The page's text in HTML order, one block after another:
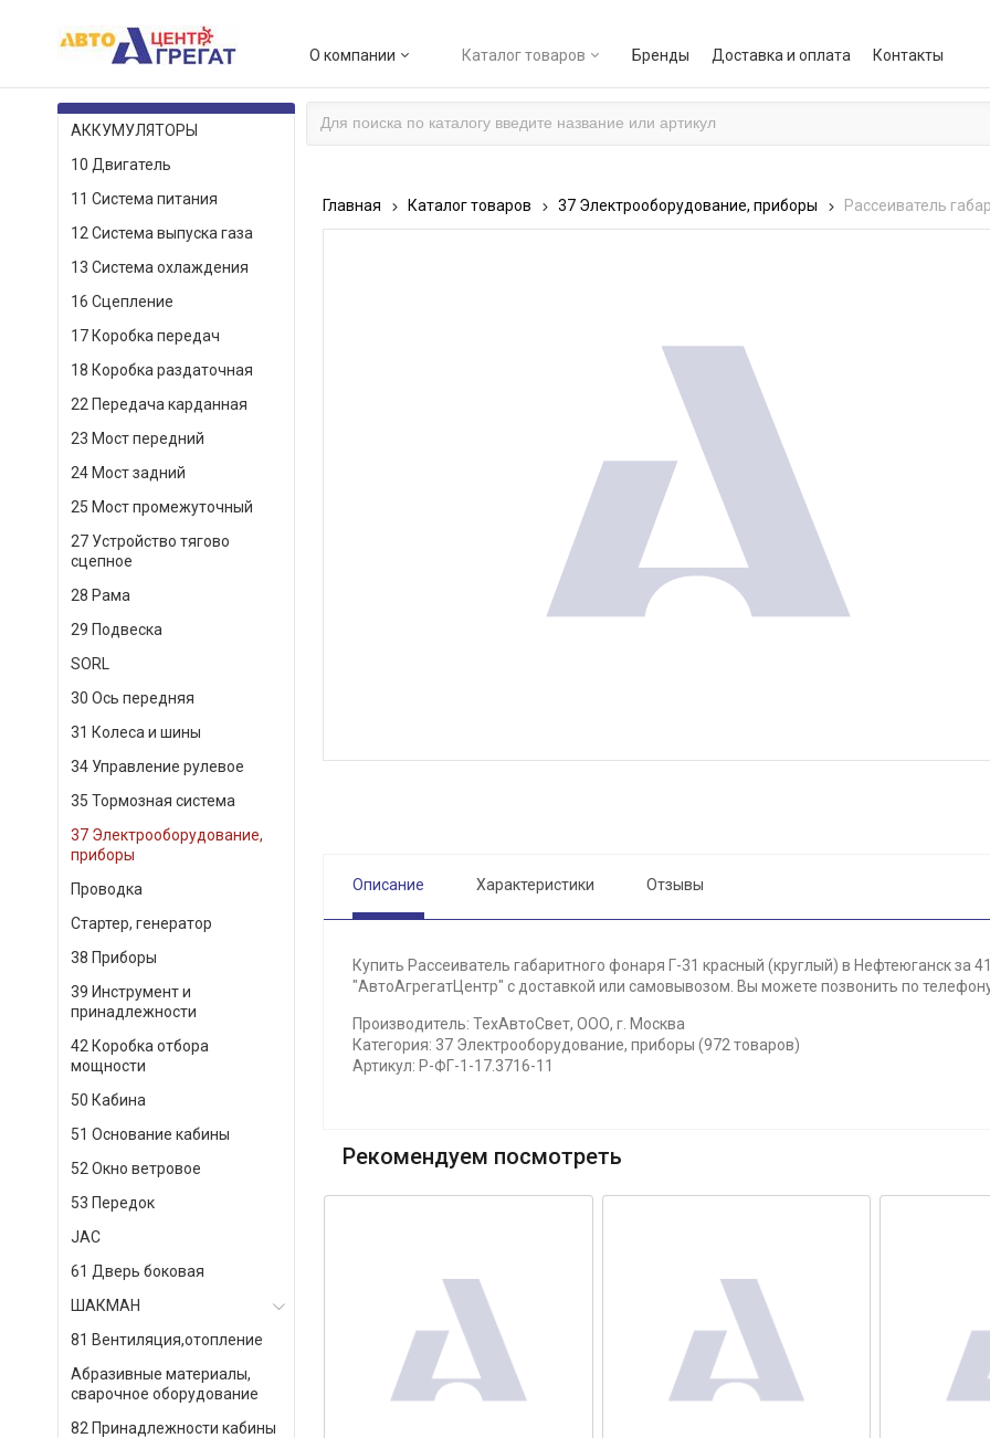
О компании Каталог товаров Бренды Доставка и оплата Контакты
КАТАЛОГ ТОВАРОВ
АККУМУЛЯТОРЫ
10 Двигатель
11 Система питания
12 Система выпуска газа
13 Система охлаждения
16 Сцепление
17 Коробка передач
18 Коробка раздаточная
22 Передача карданная
23 Мост передний
24 Мост задний
25 Мост промежуточный
27 Устройство тягово
сцепное
28 Рама
29 Подвеска
SORL
30 Ось передняя
31 Колеса и шины
34 Управление рулевое
35 Тормозная система
37 Электрооборудование,
приборы
Проводка
Стартер, генератор
38 Приборы
39 Инструмент и
принадлежности
42 Коробка отбора
мощности
50 Кабина
51 Основание кабины
52 Окно ветровое
53 Передок
JAC
61 Дверь боковая
ШАКМАН
81 Вентиляция,отопление
Абразивные материалы,
сварочное оборудование
82 Принадлежности кабины
Главная Каталог товаров 37 Электрооборудование, приборы Рассеиватель
Описание Характеристики Отзывы
Купить Рассеиватель габаритного фонаря Г-31 красный (круглый) в Нефтеюганск за
"АвтоАгрегатЦентр" с доставкой или самовывозом. Вы можете позвонить по
Производитель: ТехАвтоСвет, ООО, г. Москва
Категория: 37 Электрооборудование, приборы (972 товаров)
Артикул: Р-ФГ-1-17.3716-11
Рекомендуем посмотреть